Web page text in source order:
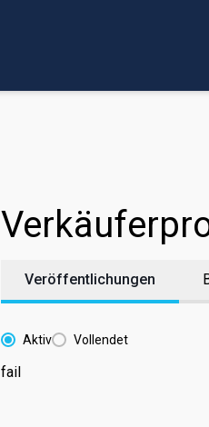
Veröffentlichungen
Aktiv Vollendet
fail